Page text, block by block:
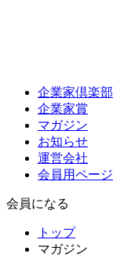
企業家倶楽部
企業家賞
マガジン
お知らせ
運営会社
会員用ページ
会員になる
トップ
マガジン